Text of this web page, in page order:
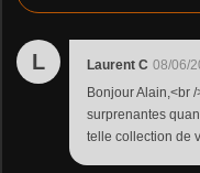
L Laurent C 08/06/
Bonjour Alain,<br
surprenantes
telle collection de